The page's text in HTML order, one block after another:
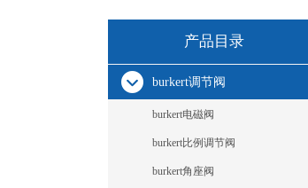
产品目录
burkert调节阀
burkert电磁阀
burkert比例调节阀
burkert角座阀